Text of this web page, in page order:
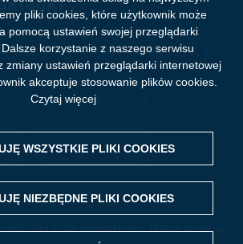
pliki cookies, które użytkownik może
pomocą ustawień swojej przeglądarki
korzystanie z naszego serwisu
zmiany ustawień przeglądarki internetowej
akceptuje stosowanie plików cookies.
Czytaj więcej
WSZYSTKIE PLIKI COOKIES
NIEZBĘDNE PLIKI COOKIES
WITHDRAW CONSENT
Wydarzenia
Filmy
Sport
Polityka prywatności Mapa serwisu